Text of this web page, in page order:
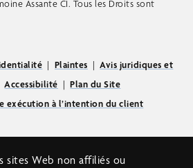
Assante CI. Tous les Droits sont
| Plaintes |Avis juridiques et
Accessibilité |Plan du Site
exécution à l’intention du client
sites Web non affiliés ou